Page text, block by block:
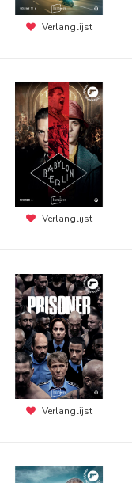
Verlanglijst
Verlanglijst
Verlanglijst